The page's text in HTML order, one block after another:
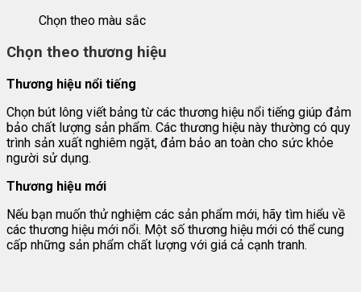
Chọn theo màu sắc
Chọn theo thương hiệu
Thương hiệu nổi tiếng
Chọn bút lông viết bảng từ các thương hiệu nổi tiếng giúp đảm
bảo chất lượng sản phẩm. Các thương hiệu này thường có quy
trình sản xuất nghiêm ngặt, đảm bảo an toàn cho sức khỏe
người sử dụng.
Thương hiệu mới
Nếu bạn muốn thử nghiệm các sản phẩm mới, hãy tìm hiểu về
các thương hiệu mới nổi. Một số thương hiệu mới có thể cung
cấp những sản phẩm chất lượng với giá cả cạnh tranh.